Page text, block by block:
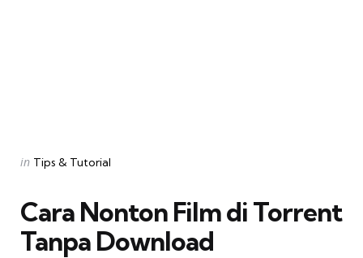
Categories
Posted
in Tips & Tutorial
Cara Nonton Film di Torrent
Tanpa Download